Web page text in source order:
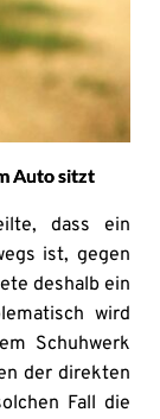
Auto sitzt
dass ein
ist, gegen
deshalb ein
wird
Schuhwerk
der direkten
Fall die